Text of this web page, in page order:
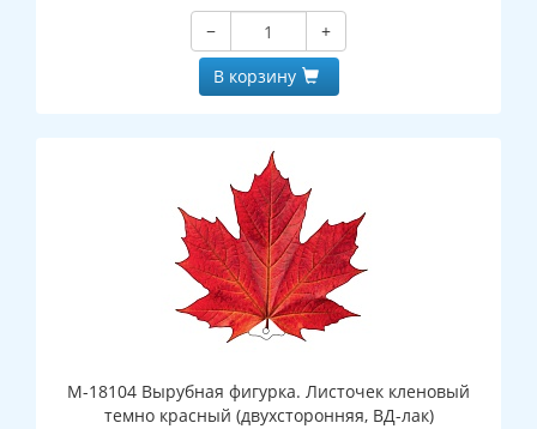
−
+
В корзину
М-18104 Вырубная фигурка. Листочек кленовый
темно красный (двухсторонняя, ВД-лак)